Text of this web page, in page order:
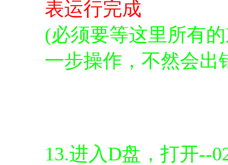
表运行完成
(必须要等这里所有
一步操作，不然会出
13.进入D盘，打开--